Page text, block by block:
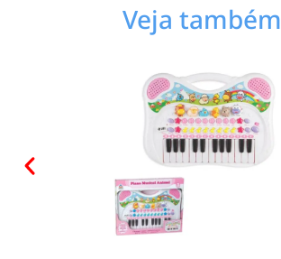
Veja também